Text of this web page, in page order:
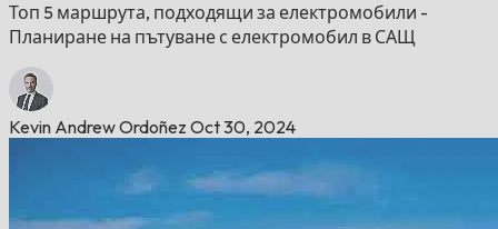
Топ 5 маршрута, подходящи за електромобили -
Планиране на пътуване с електромобил в САЩ
Kevin Andrew Ordoñez Oct 30, 2024